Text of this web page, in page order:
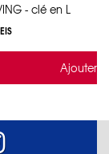
- clé en L
Ajouter